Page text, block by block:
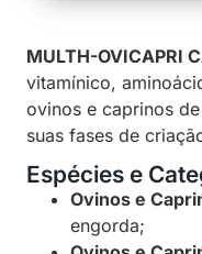
MULTH-OVICAPRI
vitamínico,
ovinos e caprinos
suas fases de
Espécies e
Ovinos e
engorda;